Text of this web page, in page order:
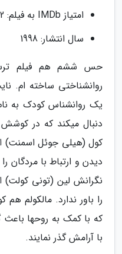
امتیاز IMDb به فیلم: 8.2 از 10
سال انتشار: 1998
حس ششم هم فیلم
روانشناختی ساخته ام.
یک روانشناس کودک به
دنبال میکند که در
کول (هیلی جوئل اسمنت)
دیدن و ارتباط با مردگان
نگرانش لین (تونی کولت)
را باور ندارد. مالکولم
که با کمک به روحها باعث
با آرامش گذر نمایند.